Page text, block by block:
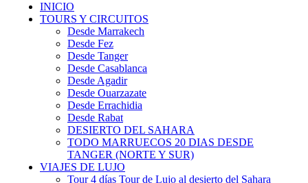
INICIO
TOURS Y CIRCUITOS
Desde Marrakech
Desde Fez
Desde Tanger
Desde Casablanca
Desde Agadir
Desde Ouarzazate
Desde Errachidia
Desde Rabat
DESIERTO DEL SAHARA
TODO MARRUECOS 20 DIAS DESDE
TANGER (NORTE Y SUR)
VIAJES DE LUJO
Tour 4 días Tour de Lujo al desierto del Sahara